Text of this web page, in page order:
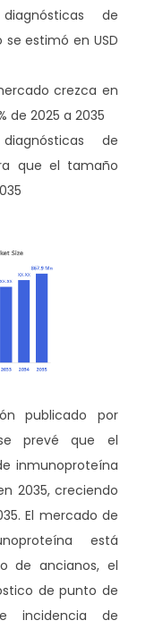
de
se estimó en USD
crezca en
de 2025 a 2035
de
que el tamaño
publicado por
prevé que el
inmunoproteína
2035, creciendo
El mercado de
está
de ancianos, el
de punto de
incidencia de